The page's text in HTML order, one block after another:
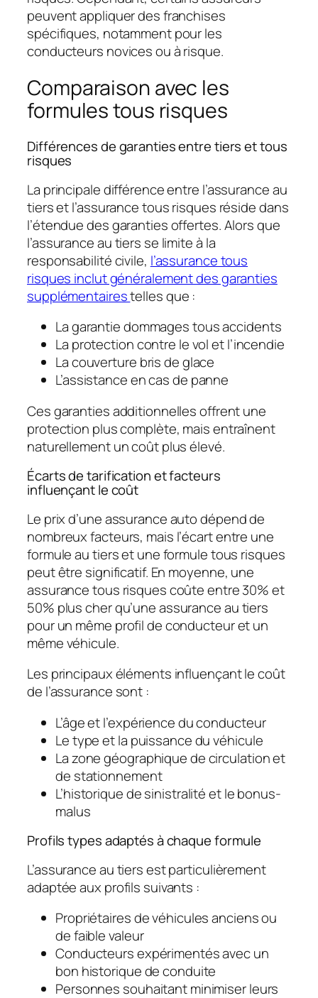
peuvent appliquer des franchises
spécifiques, notamment pour les
conducteurs novices ou à risque.
Comparaison avec les
formules tous risques
Différences de garanties entre tiers et tous
risques
La principale différence entre l’assurance au
tiers et l’assurance tous risques réside dans
l’étendue des garanties offertes. Alors que
l’assurance au tiers se limite à la
responsabilité civile, l’assurance tous
risques inclut généralement des garanties
supplémentairestelles que :
La garantie dommages tous accidents
La protection contre le vol et l’incendie
La couverture bris de glace
L’assistance en cas de panne
Ces garanties additionnelles offrent une
protection plus complète, mais entraînent
naturellement un coût plus élevé.
Écarts de tarification et facteurs
influençant le coût
Le prix d’une assurance auto dépend de
nombreux facteurs, mais l’écart entre une
formule au tiers et une formule tous risques
peut être significatif. En moyenne, une
assurance tous risques coûte entre 30% et
50% plus cher qu’une assurance au tiers
pour un même profil de conducteur et un
même véhicule.
Les principaux éléments influençant le coût
de l’assurance sont :
L’âge et l’expérience du conducteur
Le type et la puissance du véhicule
La zone géographique de circulation et
de stationnement
L’historique de sinistralité et le bonus-
malus
Profils types adaptés à chaque formule
L’assurance au tiers est particulièrement
adaptée aux profils suivants :
Propriétaires de véhicules anciens ou
de faible valeur
Conducteurs expérimentés avec un
bon historique de conduite
Personnes souhaitant minimiser leurs